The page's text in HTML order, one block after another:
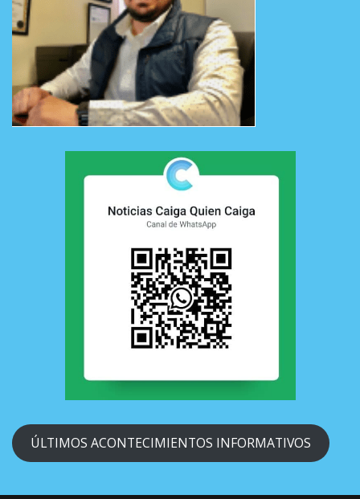
ÚLTIMOS ACONTECIMIENTOS INFORMATIVOS